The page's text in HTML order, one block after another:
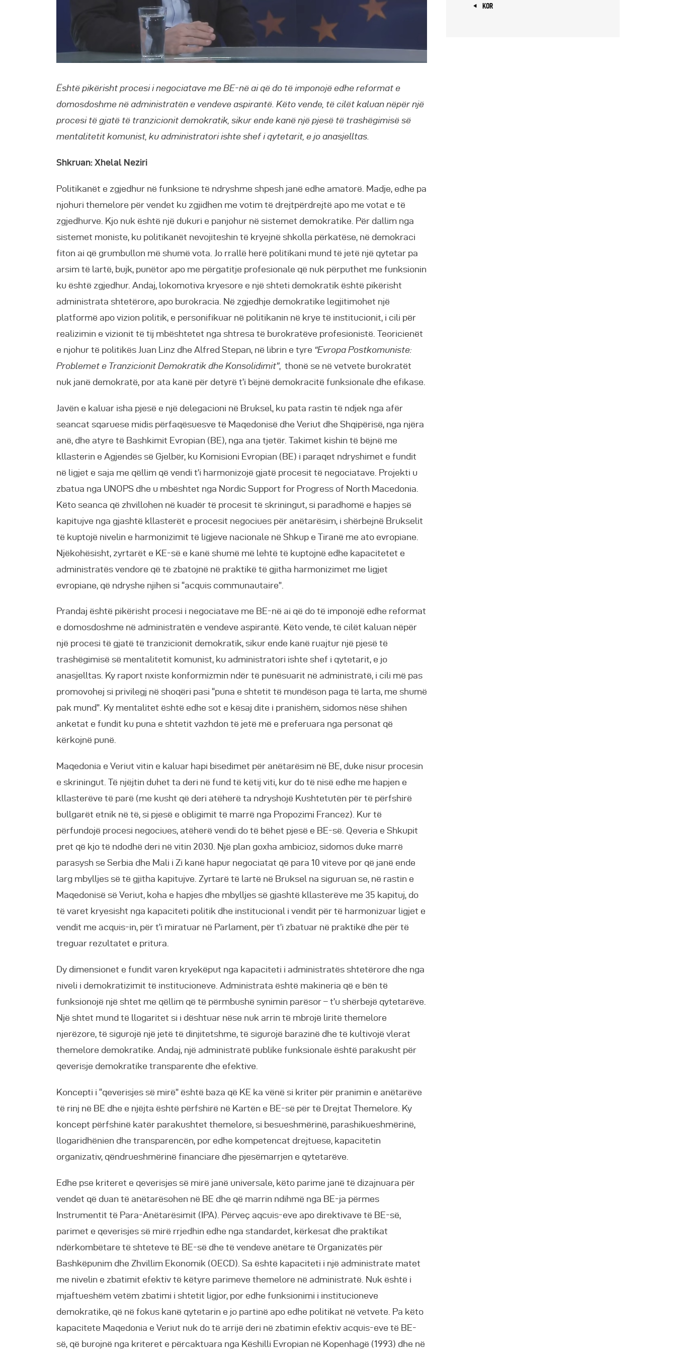
Është pikërisht procesi i negociatave me BE-në ai që do të imponojë edhe reformat e
domosdoshme në administratën e vendeve aspirantë. Këto vende, të cilët kaluan nëpër një
procesi të gjatë të tranzicionit demokratik, sikur ende kanë një pjesë të trashëgimisë së
mentalitetit komunist, ku administratori ishte shef i qytetarit, e jo anasjelltas.
Shkruan: Xhelal Neziri
Politikanët e zgjedhur në funksione të ndryshme shpesh janë edhe amatorë. Madje, edhe pa
njohuri themelore për vendet ku zgjidhen me votim të drejtpërdrejtë apo me votat e të
zgjedhurve. Kjo nuk është një dukuri e panjohur në sistemet demokratike. Për dallim nga
sistemet moniste, ku politikanët nevojiteshin të kryejnë shkolla përkatëse, në demokraci
fiton ai që grumbullon më shumë vota. Jo rrallë herë politikani mund të jetë një qytetar pa
arsim të lartë, bujk, punëtor apo me përgatitje profesionale që nuk përputhet me funksionin
ku është zgjedhur. Andaj, lokomotiva kryesore e një shteti demokratik është pikërisht
administrata shtetërore, apo burokracia. Në zgjedhje demokratike legjitimohet një
platformë apo vizion politik, e personifikuar në politikanin në krye të institucionit, i cili për
realizimin e vizionit të tij mbështetet nga shtresa të burokratëve profesionistë. Teoricienët
e njohur të politikës Juan Linz dhe Alfred Stepan, në librin e tyre “Evropa Postkomuniste:
Problemet e Tranzicionit Demokratik dhe Konsolidimit”, thonë se në vetvete burokratët
nuk janë demokratë, por ata kanë për detyrë t’i bëjnë demokracitë funksionale dhe efikase.
Javën e kaluar isha pjesë e një delegacioni në Bruksel, ku pata rastin të ndjek nga afër
seancat sqaruese midis përfaqësuesve të Maqedonisë dhe Veriut dhe Shqipërisë, nga njëra
anë, dhe atyre të Bashkimit Evropian (BE), nga ana tjetër. Takimet kishin të bëjnë me
kllasterin e Agjendës së Gjelbër, ku Komisioni Evropian (BE) i paraqet ndryshimet e fundit
në ligjet e saja me qëllim që vendi t’i harmonizojë gjatë procesit të negociatave. Projekti u
zbatua nga UNOPS dhe u mbështet nga Nordic Support for Progress of North Macedonia.
Këto seanca që zhvillohen në kuadër të procesit të skriningut, si paradhomë e hapjes së
kapitujve nga gjashtë kllasterët e procesit negociues për anëtarësim, i shërbejnë Brukselit
të kuptojë nivelin e harmonizimit të ligjeve nacionale në Shkup e Tiranë me ato evropiane.
Njëkohësisht, zyrtarët e KE-së e kanë shumë më lehtë të kuptojnë edhe kapacitetet e
administratës vendore që të zbatojnë në praktikë të gjitha harmonizimet me ligjet
evropiane, që ndryshe njihen si “acquis communautaire”.
Prandaj është pikërisht procesi i negociatave me BE-në ai që do të imponojë edhe reformat
e domosdoshme në administratën e vendeve aspirantë. Këto vende, të cilët kaluan nëpër
një procesi të gjatë të tranzicionit demokratik, sikur ende kanë ruajtur një pjesë të
trashëgimisë së mentalitetit komunist, ku administratori ishte shef i qytetarit, e jo
anasjelltas. Ky raport nxiste konformizmin ndër të punësuarit në administratë, i cili më pas
promovohej si privilegj në shoqëri pasi “puna e shtetit të mundëson paga të larta, me shumë
pak mund”. Ky mentalitet është edhe sot e kësaj dite i pranishëm, sidomos nëse shihen
anketat e fundit ku puna e shtetit vazhdon të jetë më e preferuara nga personat që
kërkojnë punë.
Maqedonia e Veriut vitin e kaluar hapi bisedimet për anëtarësim në BE, duke nisur procesin
e skriningut. Të njëjtin duhet ta deri në fund të këtij viti, kur do të nisë edhe me hapjen e
kllasterëve të parë (me kusht që deri atëherë ta ndryshojë Kushtetutën për të përfshirë
bullgarët etnik në të, si pjesë e obligimit të marrë nga Propozimi Francez). Kur të
përfundojë procesi negociues, atëherë vendi do të bëhet pjesë e BE-së. Qeveria e Shkupit
pret që kjo të ndodhë deri në vitin 2030. Një plan goxha ambicioz, sidomos duke marrë
parasysh se Serbia dhe Mali i Zi kanë hapur negociatat që para 10 viteve por që janë ende
larg mbylljes së të gjitha kapitujve. Zyrtarë të lartë në Bruksel na siguruan se, në rastin e
Maqedonisë së Veriut, koha e hapjes dhe mbylljes së gjashtë kllasterëve me 35 kapituj, do
të varet kryesisht nga kapaciteti politik dhe institucional i vendit për të harmonizuar ligjet e
vendit me acquis-in, për t’i miratuar në Parlament, për t’i zbatuar në praktikë dhe për të
treguar rezultatet e pritura.
Dy dimensionet e fundit varen kryekëput nga kapaciteti i administratës shtetërore dhe nga
niveli i demokratizimit të institucioneve. Administrata është makineria që e bën të
funksionojë një shtet me qëllim që të përmbushë synimin parësor – t’u shërbejë qytetarëve.
Një shtet mund të llogaritet si i dështuar nëse nuk arrin të mbrojë liritë themelore
njerëzore, të sigurojë një jetë të dinjitetshme, të sigurojë barazinë dhe të kultivojë vlerat
themelore demokratike. Andaj, një administratë publike funksionale është parakusht për
qeverisje demokratike transparente dhe efektive.
Koncepti i “qeverisjes së mirë” është baza që KE ka vënë si kriter për pranimin e anëtarëve
të rinj në BE dhe e njëjta është përfshirë në Kartën e BE-së për të Drejtat Themelore. Ky
koncept përfshinë katër parakushtet themelore, si besueshmërinë, parashikueshmërinë,
llogaridhënien dhe transparencën, por edhe kompetencat drejtuese, kapacitetin
organizativ, qëndrueshmërinë financiare dhe pjesëmarrjen e qytetarëve.
Edhe pse kriteret e qeverisjes së mirë janë universale, këto parime janë të dizajnuara për
vendet që duan të anëtarësohen në BE dhe që marrin ndihmë nga BE-ja përmes
Instrumentit të Para-Anëtarësimit (IPA). Përveç aqcuis-eve apo direktivave të BE-së,
parimet e qeverisjes së mirë rrjedhin edhe nga standardet, kërkesat dhe praktikat
ndërkombëtare të shteteve të BE-së dhe të vendeve anëtare të Organizatës për
Bashkëpunim dhe Zhvillim Ekonomik (OECD). Sa është kapaciteti i një administrate matet
me nivelin e zbatimit efektiv të këtyre parimeve themelore në administratë. Nuk është i
mjaftueshëm vetëm zbatimi i shtetit ligjor, por edhe funksionimi i institucioneve
demokratike, që në fokus kanë qytetarin e jo partinë apo edhe politikat në vetvete. Pa këto
kapacitete Maqedonia e Veriut nuk do të arrijë deri në zbatimin efektiv acquis-eve të BE-
së, që burojnë nga kriteret e përcaktuara nga Këshilli Evropian në Kopenhagë (1993) dhe në
« KOR